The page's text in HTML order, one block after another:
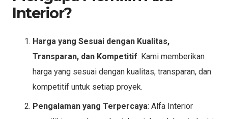
Interior?
Harga yang Sesuai dengan Kualitas,
Transparan, dan Kompetitif: Kami memberikan
harga yang sesuai dengan kualitas, transparan, dan
kompetitif untuk setiap proyek.
Pengalaman yang Terpercaya: Alfa Interior